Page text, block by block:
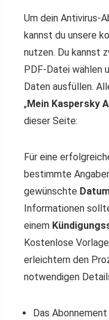
Um dein Antivirus-
kannst du unsere
nutzen. Du kannst
PDF-Datei wählen
Daten ausfüllen.
„Mein Kaspersky
dieser Seite:
Für eine
bestimmte
gewünschte
Informationen
einem
Kostenlose
erleichtern den
notwendigen
Das